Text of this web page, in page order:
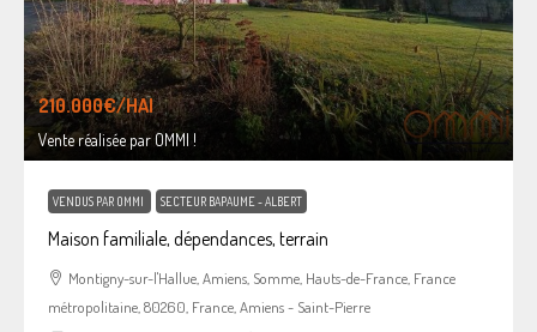
210.000€/HAI
Vente réalisée par OMMI !
VENDUS PAR OMMI SECTEUR BAPAUME - ALBERT
Maison familiale, dépendances, terrain
Montigny-sur-l'Hallue, Amiens, Somme, Hauts-de-France, France
métropolitaine, 80260, France, Amiens - Saint-Pierre